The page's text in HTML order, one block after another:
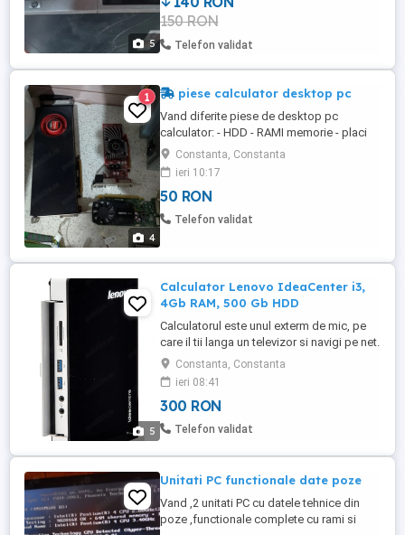
5
150 RON
Telefon validat
4
1 piese calculator desktop pc
Vand diferite piese de desktop pc
calculator: - HDD - RAMI memorie - placi
video - surse alimentare Se poate face
diagnoza si in functie de piesa defecta se
inlocuieste. asigur montaj si diagnoza
daca este cazul.
Constanta, Constanta
ieri 10:17
50 RON
Telefon validat
5
Calculator Lenovo IdeaCenter i3,
4Gb RAM, 500 Gb HDD
Calculatorul este unul exterm de mic, pe
care il tii langa un televizor si navigi pe net.
Are un procesor Intel i3 3240, un RAM de
4Gb, un HDD de 500 Gb Seagate asa cum
se vede in poza, placa de retea LAN dar si
WiFi, iesire la monitor sau TV cu VGA sau
HDMI, cititor de carduri si 6 USB-uri din
Constanta, Constanta
ieri 08:41
300 RON
Telefon validat
Unitati PC functionale date poze
Vand ,2 unitati PC cu datele tehnice din
poze ,functionale complete cu rami si